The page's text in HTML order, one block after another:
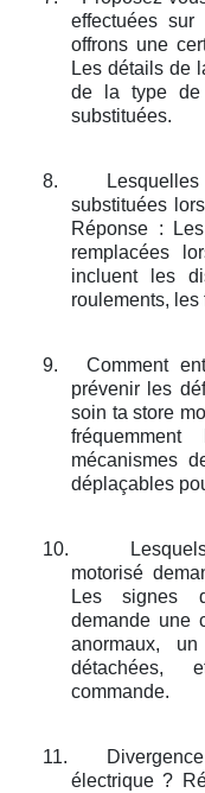
effectuées
offrons une
Les détails de
de la type de
substituées.
8.
substituées
Réponse :
remplacées
incluent les
roulements,
9.
Comment
prévenir les
soin ta store
mécanismes
déplaçables
10.
motorisé
Les signes
demande une
anormaux,
détachées,
commande.
11.
électrique ?